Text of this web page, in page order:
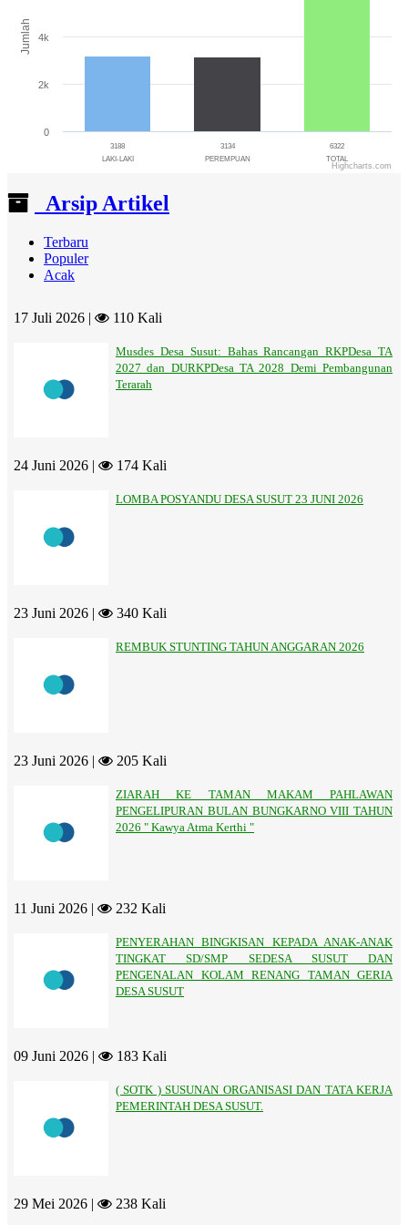
Jumlah
3188
LAKI-LAKI
3134
PEREMPUAN
6322
TOTAL
0
2k
4k
Highcharts.com
Arsip Artikel
Terbaru
Populer
Acak
17 Juli 2026 | 110 Kali
Musdes Desa Susut: Bahas Rancangan RKPDesa TA
2027 dan DURKPDesa TA 2028 Demi Pembangunan
Terarah
24 Juni 2026 | 174 Kali
LOMBA POSYANDU DESA SUSUT 23 JUNI 2026
23 Juni 2026 | 340 Kali
REMBUK STUNTING TAHUN ANGGARAN 2026
23 Juni 2026 | 205 Kali
ZIARAH KE TAMAN MAKAM PAHLAWAN
PENGELIPURAN BULAN BUNGKARNO VIII TAHUN
2026 " Kawya Atma Kerthi "
11 Juni 2026 | 232 Kali
PENYERAHAN BINGKISAN KEPADA ANAK-ANAK
TINGKAT SD/SMP SEDESA SUSUT DAN
PENGENALAN KOLAM RENANG TAMAN GERIA
DESA SUSUT
09 Juni 2026 | 183 Kali
( SOTK ) SUSUNAN ORGANISASI DAN TATA KERJA
PEMERINTAH DESA SUSUT.
29 Mei 2026 | 238 Kali